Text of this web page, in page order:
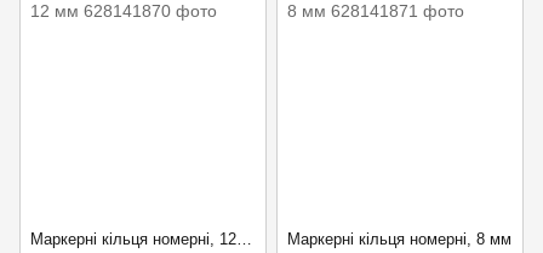
Маркерні кільця номерні, 8 мм